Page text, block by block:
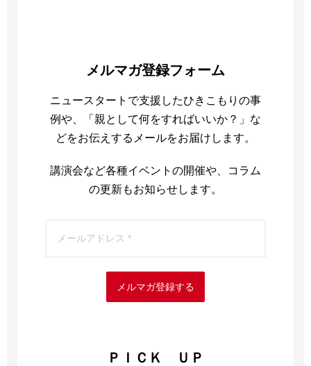
メルマガ登録フォーム
ニュースタートで支援したひきこもりの事
例や、「親として何をすればいいか？」な
どをお伝えするメールをお届けします。
講演会など各種イベントの開催や、コラム
の更新もお知らせします。
メルマガ登録する
ＰＩＣＫ ＵＰ